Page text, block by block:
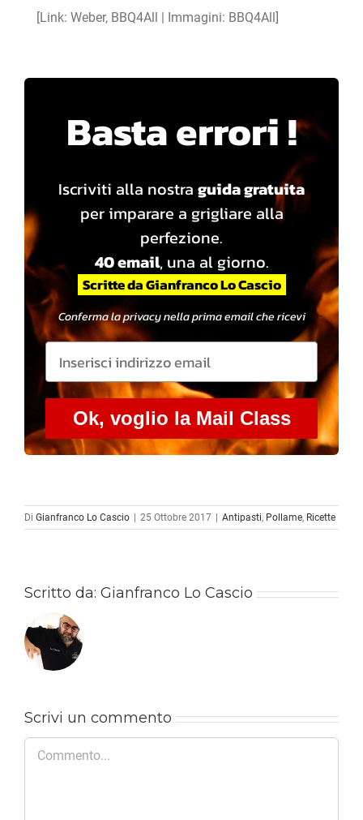
[Link: Weber, BBQ4All | Immagini: BBQ4All]
Basta errori !
Iscriviti alla nostra guida gratuita
per imparare a grigliare alla
perfezione.
40 email, una al giorno.
Scritte da Gianfranco Lo Cascio
Conferma la privacy nella prima email che ricevi
Ok, voglio la Mail Class
Di Gianfranco Lo Cascio 25 Ottobre 2017 Antipasti, Pollame, Ricette
Scritto da: Gianfranco Lo Cascio
Scrivi un commento